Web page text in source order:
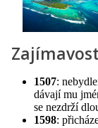
1507:
dávají mu
se nezdrží
1598: